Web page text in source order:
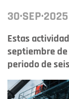
30·SEP·2025
Estas
septiembre de
periodo de